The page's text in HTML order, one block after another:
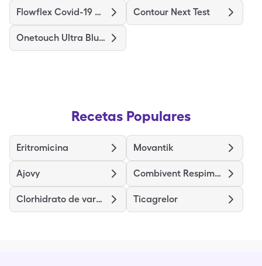
Flowflex Covid-19 Ag Home Test Contour Next Test
Onetouch Ultra Blue Test
Recetas Populares
Eritromicina Movantik
Ajovy Combivent Respimat
Clorhidrato de vardenafilo Ticagrelor